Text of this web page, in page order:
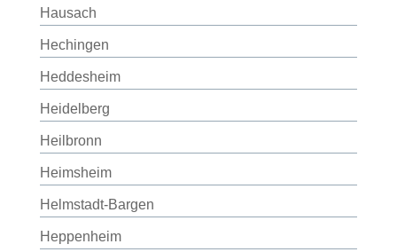
Hausach
Hechingen
Heddesheim
Heidelberg
Heilbronn
Heimsheim
Helmstadt-Bargen
Heppenheim